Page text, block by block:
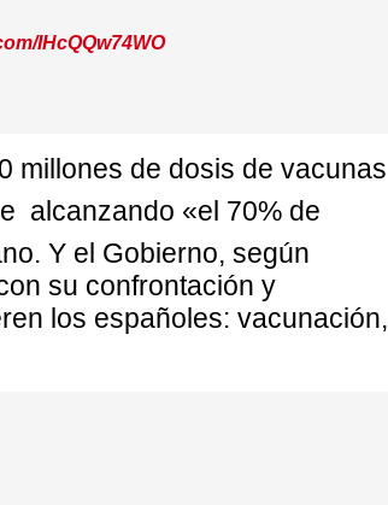
IHcQQw74WO
millones de dosis de vacunas
alcanzando «el 70% de
Y el Gobierno, según
su confrontación y
los españoles: vacunación,